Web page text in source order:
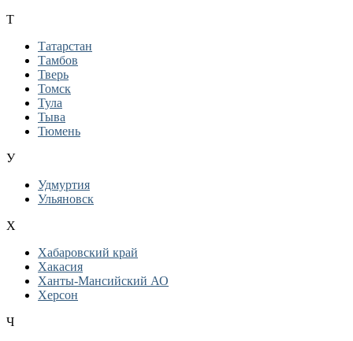
Т
Татарстан
Тамбов
Тверь
Томск
Тула
Тыва
Тюмень
У
Удмуртия
Ульяновск
Х
Хабаровский край
Хакасия
Ханты-Мансийский АО
Херсон
Ч